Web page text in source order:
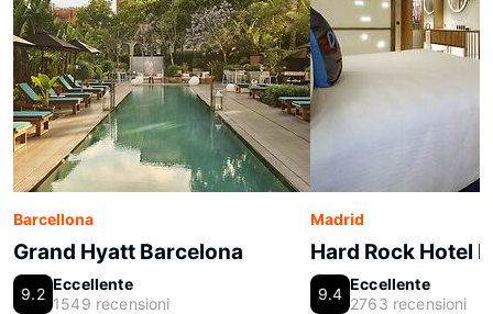
Barcellona
Grand Hyatt Barcelona
9.2
Eccellente
1549 recensioni
Madrid
Hard Rock Hotel
9.4
Eccellente
2763 recensioni